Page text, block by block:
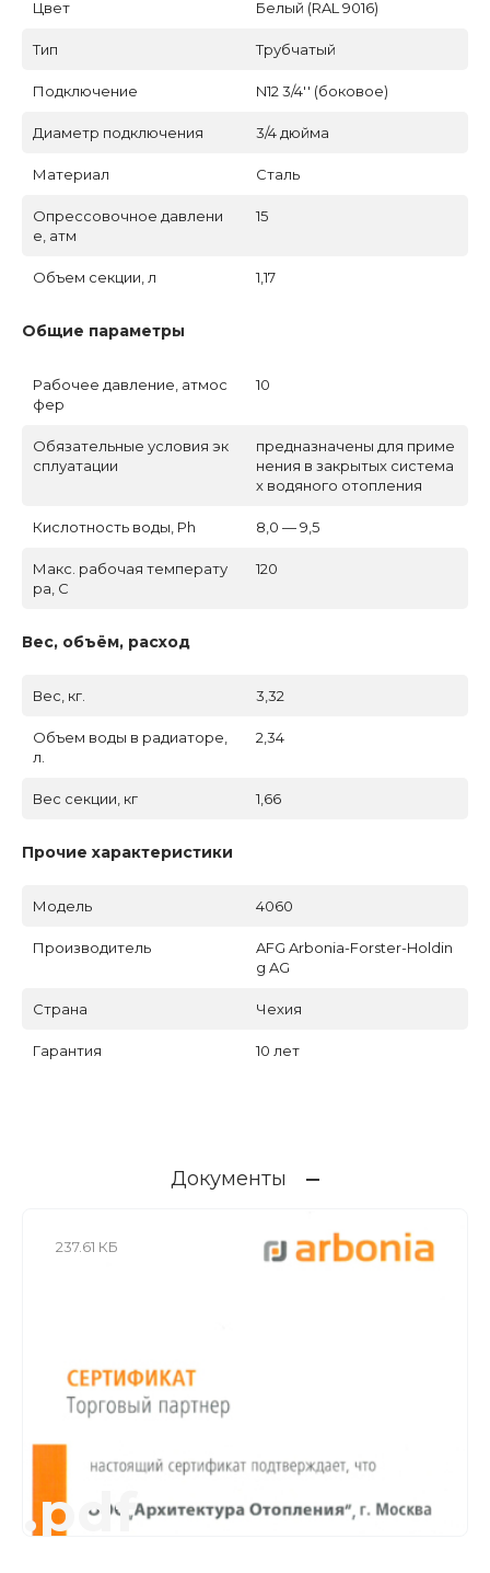
Цвет Белый (RAL 9016)
Тип Трубчатый
Подключение N12 3/4'' (боковое)
Диаметр подключения 3/4 дюйма
Материал Сталь
Опрессовочное давлени
е, атм
15
Объем секции, л 1,17
Общие параметры
Рабочее давление, атмос
фер
10
Обязательные условия эк
сплуатации
предназначены для приме
нения в закрытых система
х водяного отопления
Кислотность воды, Ph 8,0 — 9,5
Макс. рабочая температу
ра, C
120
Вес, объём, расход
Вес, кг. 3,32
Объем воды в радиаторе,
л.
2,34
Вес секции, кг 1,66
Прочие характеристики
Модель 4060
Производитель
AFG Arbonia-Forster-Holdin
g AG
Страна Чехия
Гарантия 10 лет
Документы
237.61 КБ
.pdf